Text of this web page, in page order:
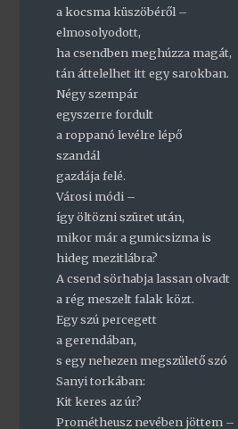
a kocsma küszöbéről –
elmosolyodott,
ha csendben meghúzza magát,
tán áttelelhet itt egy sarokban.
Négy szempár
egyszerre fordult
a roppanó levélre lépő
szandál
gazdája felé.
Városi módi –
így öltözni szüret után,
mikor már a gumicsizma is
hideg mezitlábra?
A csend sörhabja lassan olvadt
a rég meszelt falak közt.
Egy szú percegett
a gerendában,
s egy nehezen megszülető szó
Sanyi torkában:
Kit keres az úr?
Prométheusz nevében jöttem –